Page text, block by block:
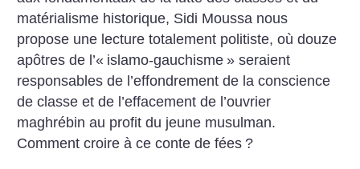
matérialisme historique, Sidi Moussa nous
propose une lecture totalement politiste, où douze
apôtres de l’« islamo-gauchisme » seraient
responsables de l’effondrement de la conscience
de classe et de l’effacement de l’ouvrier
maghrébin au profit du jeune musulman.
Comment croire à ce conte de fées ?